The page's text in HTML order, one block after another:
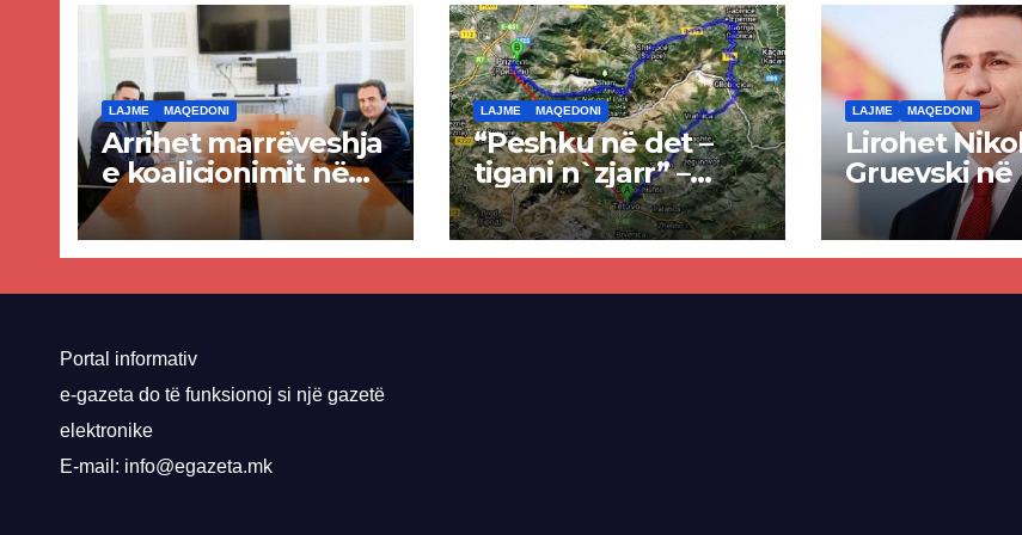
LAJME MAQEDONI
Arrihet marrëveshja
e koalicionimit në
parim mes Kurtit
dhe Abdixhikut
LAJME MAQEDONI
“Peshku në det –
tigani n`zjarr” –
Ende pa u kryer
projekti i tunelit,
komuna e Tetovës
nis punimet për
LAJME MAQEDONI
Lirohet
Gruevski në
“Talir 2”,
rrëzon
ndërtimin e
paligjshëm
Portal informativ
e-gazeta do të funksionoj si një gazetë
elektronike
E-mail: info@egazeta.mk